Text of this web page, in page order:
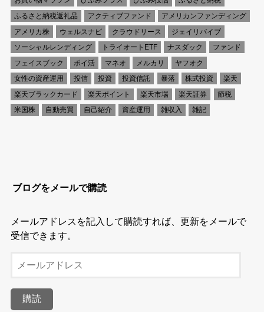
ふるさと納税返礼品
アクティブファンド
アメリカンファンディング
アメリカ株
ウェルスナビ クラウドリース
ジェイリバイブ
ソーシャルレンディング
トライオートETF ナスダック
ファンド
フェイスブック
ポイ活 マネオ メルカリ
ヤフオク
女性の資産運用
投信 投資 投資信託 暴落 株式投資
楽天
楽天ブラックカード
楽天ポイント 楽天市場 楽天証券
節税
米国株
自動売買 自己紹介 資産運用 雑収入 雑記
ブログをメールで購読
メールアドレスを記入して購読すれば、更新をメールで
受信できます。
ル
購読